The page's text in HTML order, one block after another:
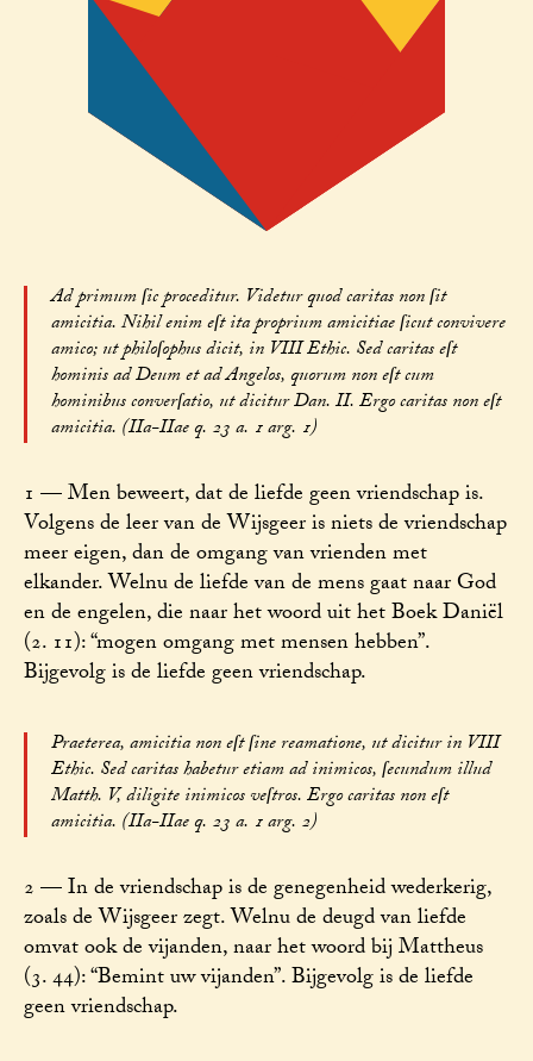
Ad primum ſic proceditur. Videtur quod caritas non ſit
amicitia. Nihil enim eſt ita proprium amicitiae ſicut convivere
amico; ut philoſophus dicit, in VIII Ethic. Sed caritas eſt
hominis ad Deum et ad Angelos, quorum non eſt cum
hominibus converſatio, ut dicitur Dan. II. Ergo caritas non eſt
amicitia. (IIa-IIae q. 23 a. 1 arg. 1)
1 — Men beweert, dat de liefde geen vriendschap is.
Volgens de leer van de Wijsgeer is niets de vriendschap
meer eigen, dan de omgang van vrienden met
elkander. Welnu de liefde van de mens gaat naar God
en de engelen, die naar het woord uit het Boek Daniël
(2. 11): “mogen omgang met mensen hebben”.
Bijgevolg is de liefde geen vriendschap.
Praeterea, amicitia non eſt ſine reamatione, ut dicitur in VIII
Ethic. Sed caritas habetur etiam ad inimicos, ſecundum illud
Matth. V, diligite inimicos veſtros. Ergo caritas non eſt
amicitia. (IIa-IIae q. 23 a. 1 arg. 2)
2 — In de vriendschap is de genegenheid wederkerig,
zoals de Wijsgeer zegt. Welnu de deugd van liefde
omvat ook de vijanden, naar het woord bij Mattheus
(3. 44): “Bemint uw vijanden”. Bijgevolg is de liefde
geen vriendschap.